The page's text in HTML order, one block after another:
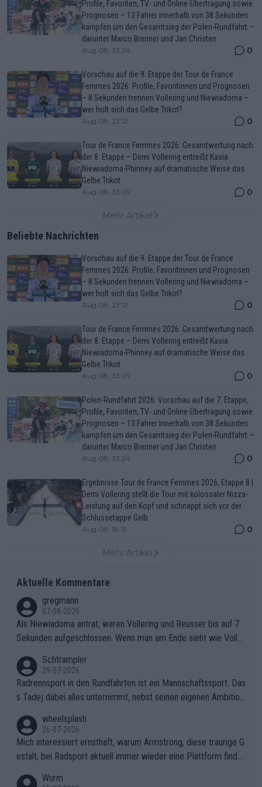
Profile, Favoriten, TV- und Online-Übertragung sowie
Prognosen – 13 Fahrer innerhalb von 38 Sekunden
kämpfen um den Gesamtsieg der Polen-Rundfahrt –
darunter Marco Brenner und Jan Christen
Aug 08, 23:24 0
Vorschau auf die 9. Etappe der Tour de France
Femmes 2026: Profile, Favoritinnen und Prognosen
– 8 Sekunden trennen Vollering und Niewiadoma –
wer holt sich das Gelbe Trikot?
Aug 08, 23:12 0
Tour de France Femmes 2026: Gesamtwertung nach
der 8. Etappe – Demi Vollering entreißt Kasia
Niewiadoma-Phinney auf dramatische Weise das
Gelbe Trikot
Aug 08, 23:09 0
Mehr Artikel
Beliebte Nachrichten
Vorschau auf die 9. Etappe der Tour de France
Femmes 2026: Profile, Favoritinnen und Prognosen
– 8 Sekunden trennen Vollering und Niewiadoma –
wer holt sich das Gelbe Trikot?
Aug 08, 23:12 0
Tour de France Femmes 2026: Gesamtwertung nach
der 8. Etappe – Demi Vollering entreißt Kasia
Niewiadoma-Phinney auf dramatische Weise das
Gelbe Trikot
Aug 08, 23:09 0
Polen-Rundfahrt 2026: Vorschau auf die 7. Etappe,
Profile, Favoriten, TV- und Online-Übertragung sowie
Prognosen – 13 Fahrer innerhalb von 38 Sekunden
kämpfen um den Gesamtsieg der Polen-Rundfahrt –
darunter Marco Brenner und Jan Christen
Aug 08, 23:24 0
Ergebnisse Tour de France Femmes 2026, Etappe 8 |
Demi Vollering stellt die Tour mit kolossaler Nizza-
Leistung auf den Kopf und schnappt sich vor der
Schlussetappe Gelb
Aug 08, 18:15 0
Mehr Artikel
Aktuelle Kommentare
gregmann
07-08-2026
Als Niewiadoma antrat, waren Vollering und Reusser bis auf 7
Sekunden aufgeschlossen. Wenn man am Ende sieht wie Voller
ering die 7 Sekunden zu Niewiadoma nicht geschlossen hat un
d den Abstand hat anwachsen lassen. Ein schwerer taktischer
Fehler, der den Tour Sieg kosten wird.Diese Beobachtung trifft
Zögerlichkeit von Demi Vollering in diesem Moment war das e
ntscheidende Puzzleteil, das Katarzyna Niewiadoma die Tür z
um Gelben Trikot geöffnet hat.Das taktische Dilemma am Mon
t VentouxDie psychologische Falle: Vollering spekulierte in die
ser Phase darauf, dass Marlen Reusser im Gelben Trikot die N
Schtrampler
29-07-2026
Radrennsport in den Rundfahrten ist ein Mannschaftssport. Das
s Tadej dabei alles unternimmt, nebst seinen eigenen Ambition
ganze Team auch mental stark zu machen und konkret am Erf
olg teilzuhaben, ist ihm ganz hoch anzurechnen. Das ist ein Zei
chen weit über den Radsport hinaus.
wheelsplash
26-07-2026
Mich interessiert ernsthaft, warum Armstrong, diese traurige G
estalt, bei Radsport aktuell immer wieder eine Plattform finde
Wurm